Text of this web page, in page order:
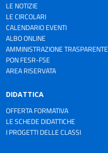
LE NOTIZIE
LE CIRCOLARI
CALENDARIO EVENTI
ALBO ONLINE
AMMINISTRAZIONE TRASPARENTE
PON FESR-FSE
AREA RISERVATA
DIDATTICA
OFFERTA FORMATIVA
LE SCHEDE DIDATTICHE
I PROGETTI DELLE CLASSI